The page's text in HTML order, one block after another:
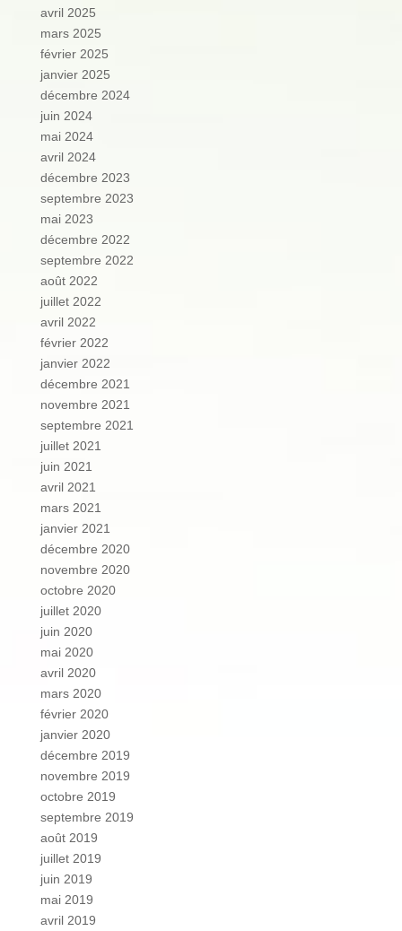
avril 2025
mars 2025
février 2025
janvier 2025
décembre 2024
juin 2024
mai 2024
avril 2024
décembre 2023
septembre 2023
mai 2023
décembre 2022
septembre 2022
août 2022
juillet 2022
avril 2022
février 2022
janvier 2022
décembre 2021
novembre 2021
septembre 2021
juillet 2021
juin 2021
avril 2021
mars 2021
janvier 2021
décembre 2020
novembre 2020
octobre 2020
juillet 2020
juin 2020
mai 2020
avril 2020
mars 2020
février 2020
janvier 2020
décembre 2019
novembre 2019
octobre 2019
septembre 2019
août 2019
juillet 2019
juin 2019
mai 2019
avril 2019